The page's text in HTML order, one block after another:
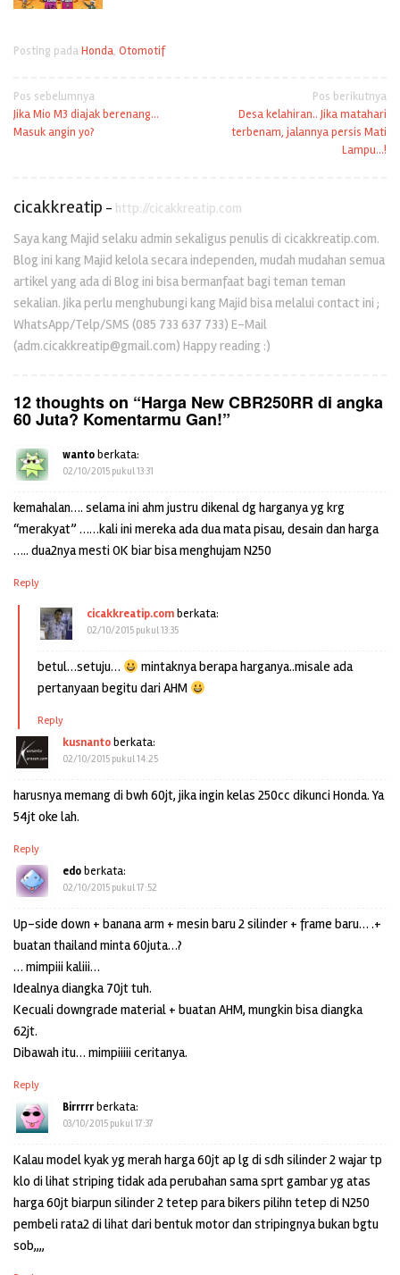
Posting padaHonda, Otomotif
Navigasi
pos
Pos sebelumnya
Jika Mio M3 diajak berenang…
Masuk angin yo?
Pos berikutnya
Desa kelahiran.. Jika matahari
terbenam, jalannya persis Mati
Lampu…!
cicakkreatip - http://cicakkreatip.com
Saya kang Majid selaku admin sekaligus penulis di cicakkreatip.com.
Blog ini kang Majid kelola secara independen, mudah mudahan semua
artikel yang ada di Blog ini bisa bermanfaat bagi teman teman
sekalian. Jika perlu menghubungi kang Majid bisa melalui contact ini ;
WhatsApp/Telp/SMS (085 733 637 733) E-Mail
(adm.cicakkreatip@gmail.com) Happy reading :)
12 thoughts on “Harga New CBR250RR di angka
60 Juta? Komentarmu Gan!”
wantoberkata:
02/10/2015 pukul 13:31
kemahalan…. selama ini ahm justru dikenal dg harganya yg krg
“merakyat” ……kali ini mereka ada dua mata pisau, desain dan harga
….. dua2nya mesti OK biar bisa menghujam N250
Reply
cicakkreatip.comberkata:
02/10/2015 pukul 13:35
betul…setuju…
mintaknya berapa harganya..misale ada
pertanyaan begitu dari AHM
Reply
kusnantoberkata:
02/10/2015 pukul 14:25
harusnya memang di bwh 60jt, jika ingin kelas 250cc dikunci Honda. Ya
54jt oke lah.
Reply
edoberkata:
02/10/2015 pukul 17:52
Up-side down + banana arm + mesin baru 2 silinder + frame baru… .+
buatan thailand minta 60juta…?
… mimpiii kaliii…
Idealnya diangka 70jt tuh.
Kecuali downgrade material + buatan AHM, mungkin bisa diangka
62jt.
Dibawah itu… mimpiiiii ceritanya.
Reply
Birrrrrberkata:
03/10/2015 pukul 17:37
Kalau model kyak yg merah harga 60jt ap lg di sdh silinder 2 wajar tp
klo di lihat striping tidak ada perubahan sama sprt gambar yg atas
harga 60jt biarpun silinder 2 tetep para bikers pilihn tetep di N250
pembeli rata2 di lihat dari bentuk motor dan stripingnya bukan bgtu
sob,,,,